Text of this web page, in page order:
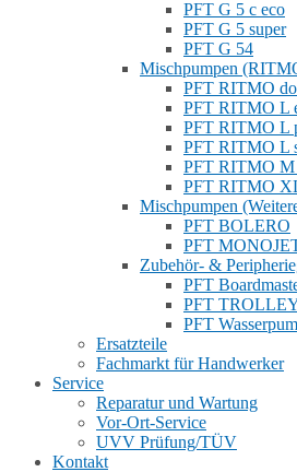
PFT G 5 c eco
PFT G 5 super
PFT G 54
Mischpumpen
PFT RITMO
PFT RITMO L
PFT RITMO L
PFT RITMO L
PFT RITMO
PFT RITMO
Mischpumpen
PFT BOLERO
PFT
Zubehör- &
PFT
PFT
PFT
Ersatzteile
Fachmarkt für Handwerker
Service
Reparatur und Wartung
Vor-Ort-Service
UVV Prüfung/TÜV
Kontakt